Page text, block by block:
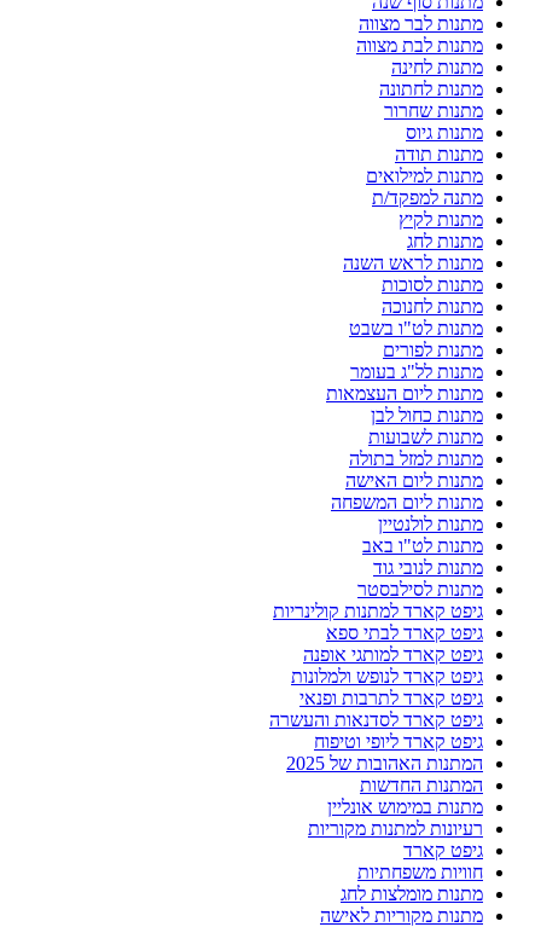
מתנות לבר מצווה
מתנות לבת מצווה
מתנות לחינה
מתנות לחתונה
מתנות שחרור
מתנות גיוס
מתנות תודה
מתנות למילואים
מתנה למפקד/ת
מתנות לקיץ
מתנות לחג
מתנות לראש השנה
מתנות לסוכות
מתנות לחנוכה
מתנות לט"ו בשבט
מתנות לפורים
מתנות לל"ג בעומר
מתנות ליום העצמאות
מתנות כחול לבן
מתנות לשבועות
מתנות למזל בתולה
מתנות ליום האישה
מתנות ליום המשפחה
מתנות לולנטיין
מתנות לט"ו באב
מתנות לנובי גוד
מתנות לסילבסטר
גיפט קארד למתנות קולינריות
גיפט קארד לבתי ספא
גיפט קארד למותגי אופנה
גיפט קארד לנופש ולמלונות
גיפט קארד לתרבות ופנאי
גיפט קארד לסדנאות והעשרה
גיפט קארד ליופי וטיפוח
המתנות האהובות של 2025
המתנות החדשות
מתנות במימוש אונליין
רעיונות למתנות מקוריות
גיפט קארד
חוויות משפחתיות
מתנות מומלצות לחג
מתנות מקוריות לאישה